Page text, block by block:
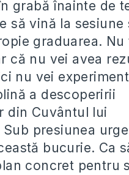
grabă înainte de
să vină la sesiune
graduarea. Nu
că nu vei avea
nu vei
a descoperirii
din Cuvântul lui
Sub presiunea
bucurie. Ca
concret pentru